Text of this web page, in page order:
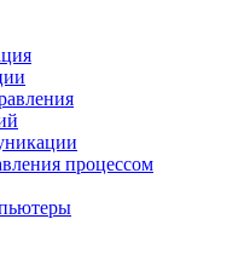
процессом